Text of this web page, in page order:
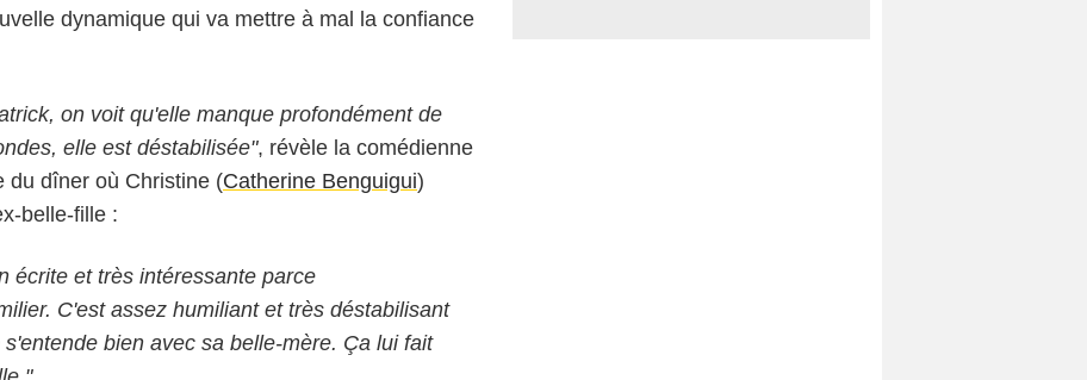
dynamique qui va mettre à mal la confiance
on voit qu'elle manque profondément de
elle est déstabilisée", révèle la comédienne
du dîner où Christine (Catherine Benguigui)
belle-fille :
écrite et très intéressante parce
C'est assez humiliant et très déstabilisant
bien avec sa belle-mère. Ça lui fait